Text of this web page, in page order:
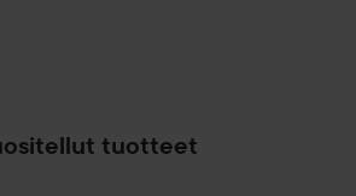
tuotteet